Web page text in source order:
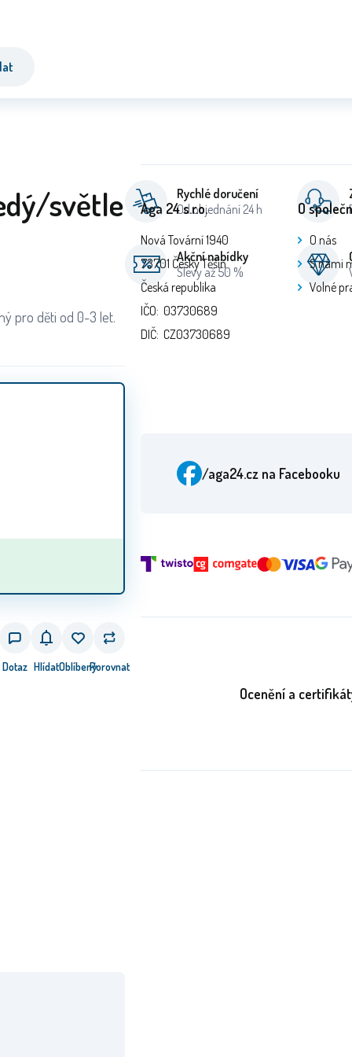
světle
pro děti od 0-3 let.
Dotaz HlídatOblíbenýPorovnat
Rychlé doručení
Od objednání 24 h
Akční nabídky
Slevy až 50 %
Aga 24 s.r.o.
Nová Tovární 1940
73701 Český Těšín
Česká republika
IČO: 03730689
DIČ: CZ03730689
O
O nás
S námi
Volné
/aga24.cz na Facebooku
Ocenění a